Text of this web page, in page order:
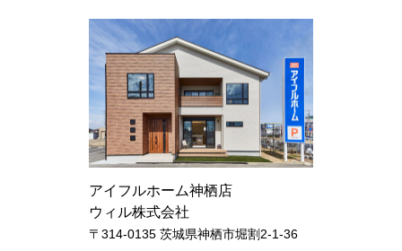
アイフルホーム神栖店
ウィル株式会社
〒314-0135 茨城県神栖市堀割2-1-36